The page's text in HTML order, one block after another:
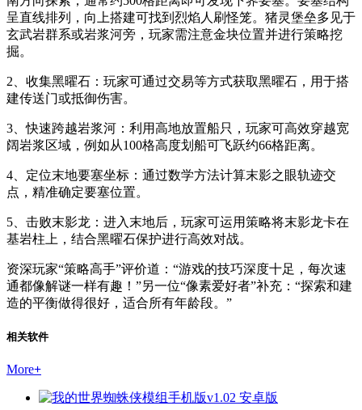
呈直线排列，向上搭建可找到烈焰人刷怪笼。猪灵堡垒多见于
玄武岩群系或岩浆河旁，玩家需注意金块位置并进行策略挖
掘。
2、收集黑曜石：玩家可通过交易等方式获取黑曜石，用于搭
建传送门或抵御伤害。
3、快速跨越岩浆河：利用高地放置船只，玩家可高效穿越宽
阔岩浆区域，例如从100格高度划船可飞跃约66格距离。
4、定位末地要塞坐标：通过数学方法计算末影之眼轨迹交
点，精准确定要塞位置。
5、击败末影龙：进入末地后，玩家可运用策略将末影龙卡在
基岩柱上，结合黑曜石保护进行高效对战。
资深玩家“策略高手”评价道：“游戏的技巧深度十足，每次速
通都像解谜一样有趣！”另一位“像素爱好者”补充：“探索和建
造的平衡做得很好，适合所有年龄段。”
相关软件
More+